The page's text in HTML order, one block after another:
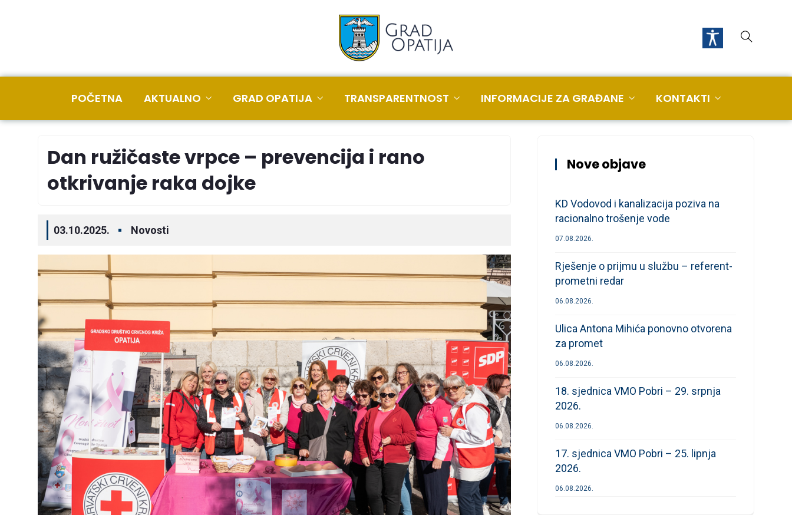
POČETNA AKTUALNO GRAD OPATIJA TRANSPARENTNOST INFORMACIJE ZA GRAĐANE KONTAKTI
Dan ružičaste vrpce – prevencija i rano
otkrivanje raka dojke
03.10.2025. Novosti
Nove objave
KD Vodovod i kanalizacija poziva na
racionalno trošenje vode
07.08.2026.
Rješenje o prijmu u službu – referent-
prometni redar
06.08.2026.
Ulica Antona Mihića ponovno otvorena
za promet
06.08.2026.
18. sjednica VMO Pobri – 29. srpnja
2026.
06.08.2026.
17. sjednica VMO Pobri – 25. lipnja
2026.
06.08.2026.